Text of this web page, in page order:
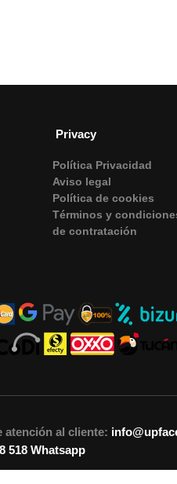
Privacy
Política Privacidad
Aviso legal
Política de сookies
Términos y
de contratación
atención al cliente:
518 Whatsapp